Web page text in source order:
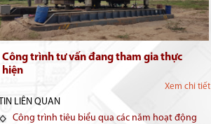
Công trình tư vấn đang tham gia thực
hiện
Xem chi tiết
LIÊN QUAN
Công trình tiêu biểu qua các năm hoạt động